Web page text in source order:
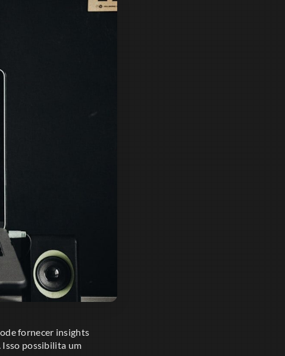
fornecer insights
Isso possibilita um